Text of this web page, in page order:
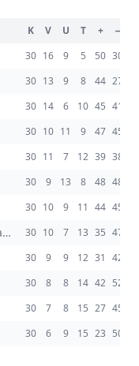
K V U T + −
30 16 9 5 50 30
30 13 9 8 44 27
30 14 6 10 45 41
30 10 11 9 47 45
30 11 7 12 39 38
30 9 13 8 48 48
30 10 9 11 44 45
Colorado Springs Switchbacks FC 30 10 7 13 35 47
30 9 9 12 31 42
30 8 8 14 42 52
30 7 8 15 27 45
30 6 9 15 23 50